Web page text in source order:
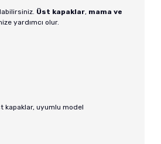
Üst kapaklar, mama ve
yardımcı olur.
kapaklar, uyumlu model